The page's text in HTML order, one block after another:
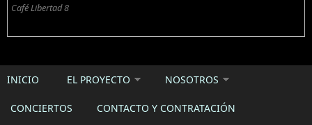
Café Libertad 8
INICIO EL PROYECTO NOSOTROS
CONCIERTOS CONTACTO Y CONTRATACIÓN